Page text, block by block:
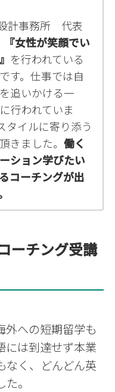
計事務所 代表
『女性が笑顔でい
を行われている
す。仕事では自
追いかける一
行われていま
タイルに寄り添う
きました。 働く
ション学びたい
コーチングが出
ーチング受講
外への短期留学も
には到達せず本業
なく、どんどん英
。